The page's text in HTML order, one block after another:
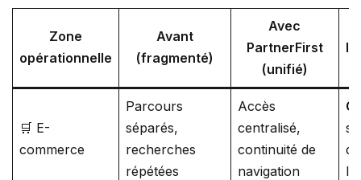
Zone
opérationnelle
Avant
(fragmenté)
Avec
PartnerFirst
(unifié)
🛒 E-
commerce
Parcours
séparés,
recherches
répétées
Accès
centralisé,
continuité de
navigation